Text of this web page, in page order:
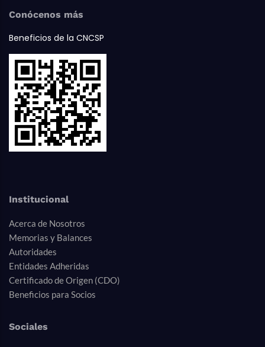
Conócenos más
Beneficios de la CNCSP
Institucional
Acerca de Nosotros
Memorias y Balances
Autoridades
Entidades Adheridas
Certificado de Origen (CDO)
Beneficios para Socios
Sociales